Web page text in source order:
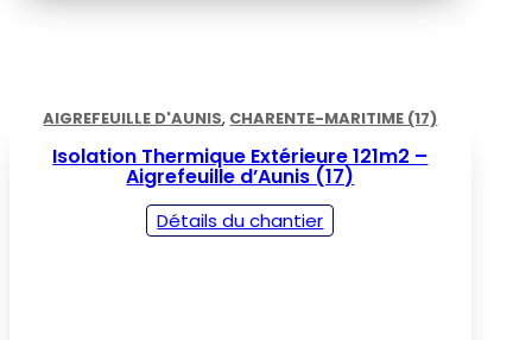
AIGREFEUILLE D'AUNIS, CHARENTE-MARITIME (17)
Isolation Thermique Extérieure 121m2 –
Aigrefeuille d’Aunis (17)
Détails du chantier